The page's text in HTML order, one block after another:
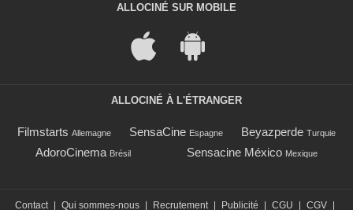
ALLOCINÉ SUR MOBILE
ALLOCINÉ À L'ÉTRANGER
Filmstarts Allemagne SensaCine Espagne Beyazperde Turquie
AdoroCinema Brésil Sensacine México Mexique
Contact | Qui sommes-nous | Recrutement | Publicité | CGU | CGV |